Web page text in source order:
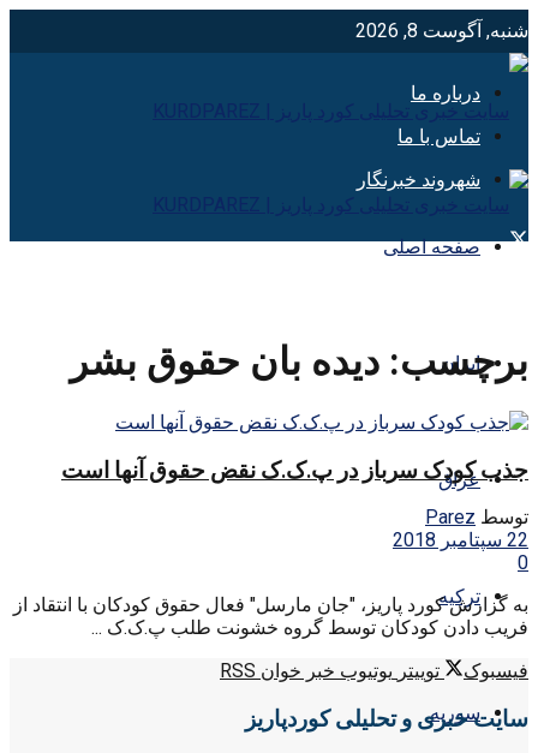
شنبه, آگوست 8, 2026
درباره ما
تماس با ما
شهروند خبرنگار
صفحه اصلی
ایران
عراق
ترکیه
سوریه
برچسب: دیده بان حقوق بشر
جذب کودک سرباز در پ.ک.ک نقض حقوق آنها است
توسط Parez
22 سپتامبر 2018
0
به گزارش کورد پاریز، "جان مارسل" فعال حقوق کودکان با انتقاد از
فریب دادن کودکان توسط گروه خشونت طلب پ.ک.ک ...
فیسبوک
توییتر یوتیوب خبر خوان RSS
سایت خبری و تحلیلی کوردپاریز